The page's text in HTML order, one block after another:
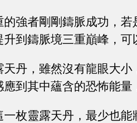
強者剛剛鑄脈成功，
到鑄脈境三重巔峰，可
丹，雖然沒有龍眼大
到其中蘊含的恐怖能量
枚靈露天丹，最少也